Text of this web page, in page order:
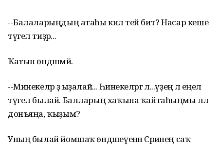
--Балаларыңдың атаһы килә тей бит? Насар кеше
түгел тиҙәр...
Ҡатын өндәшмәй.
--Минекеләр ҙә ыҙалай... Һинекеләргә лә...үҙеңә лә еңел
түгел былай. Балларың хаҡына ҡайтаһыңмы әллә
донъяңа, ҡыҙым?
Уның былай йомшаҡ өндәшеүенән Сәриәнең саҡ